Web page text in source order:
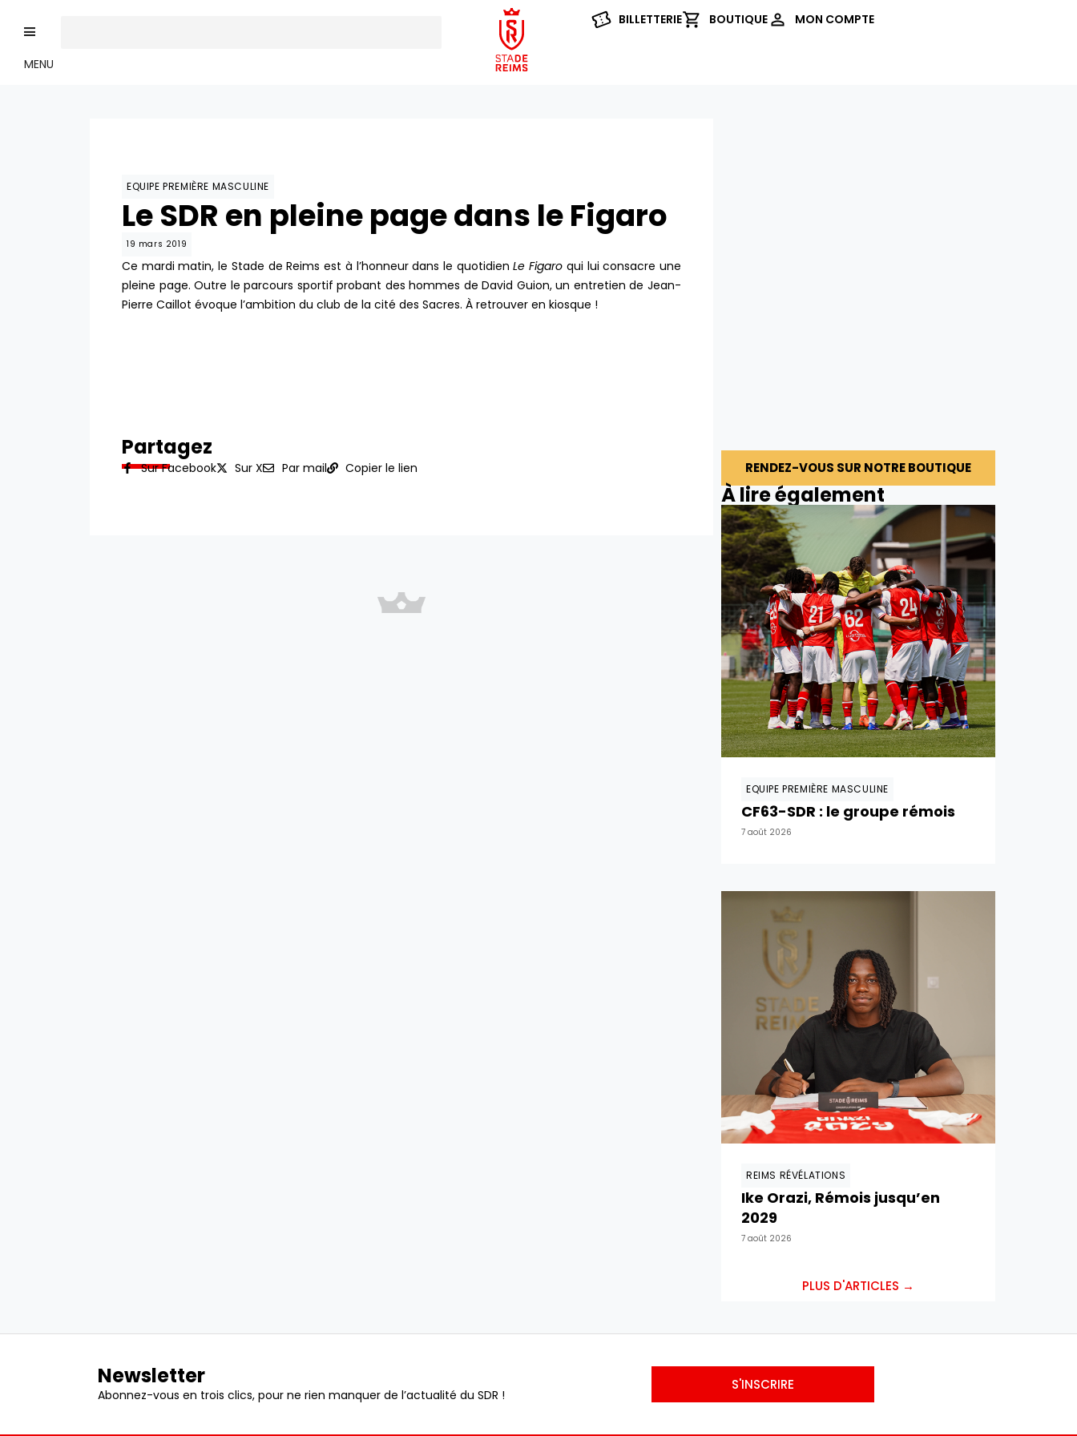
MENU
BILLETTERIE BOUTIQUE MON COMPTE
EQUIPE PREMIÈRE MASCULINE
Le SDR en pleine page dans le Figaro
19 mars 2019
Ce mardi matin, le Stade de Reims est à l’honneur dans le quotidienLe Figaro qui lui consacre une
pleine page. Outre le parcours sportif probant des hommes de David Guion, un entretien de Jean-
Pierre Caillot évoque l’ambition du club de la cité des Sacres. À retrouver en kiosque !
Partagez
Sur Facebook Sur X Par mail Copier le lien RENDEZ-VOUS SUR NOTRE BOUTIQUE
À lire également
EQUIPE PREMIÈRE MASCULINE
CF63-SDR : le groupe rémois
7 août 2026
REIMS RÉVÉLATIONS
Ike Orazi, Rémois jusqu’en
2029
7 août 2026
PLUS D'ARTICLES →
Newsletter
Abonnez-vous en trois clics, pour ne rien manquer de l’actualité du SDR !
S'INSCRIRE